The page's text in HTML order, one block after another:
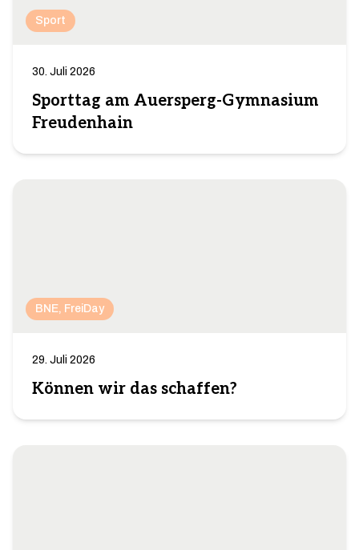
Sport
30. Juli 2026
Sporttag am Auersperg-Gymnasium
Freudenhain
BNE, FreiDay
29. Juli 2026
Können wir das schaffen?